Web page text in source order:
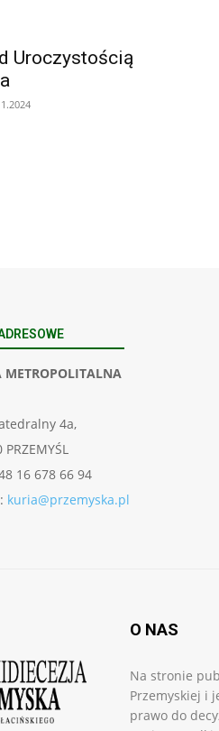
Uroczystością
METROPOLITALNA
4a,
16 678 66 94
kuria@przemyska.pl
O NAS
Na stronie
Przemyskiej i
prawo do